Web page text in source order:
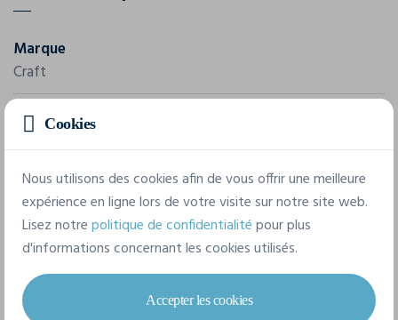
Marque
Craft
Référence
1910173
Composition
100% Polyester-recycled
Cookies
Nous utilisons des cookies afin de vous offrir une meilleure
expérience en ligne lors de votre visite sur notre site web.
Lisez notrepolitique de confidentialitépour plus
d'informations concernant les cookies utilisés.
Accepter les cookies